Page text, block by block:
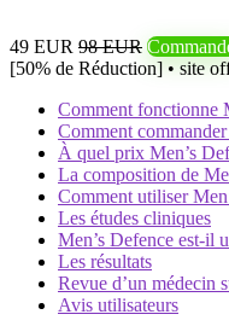
49 EUR 98 EUR
[50% de Réduction] • site
Comment fonctionne
Comment
À quel prix Men’s
La composition de
Comment utiliser
Les études cliniques
Men’s Defence est-il
Les résultats
Revue d’un médecin
Avis utilisateurs